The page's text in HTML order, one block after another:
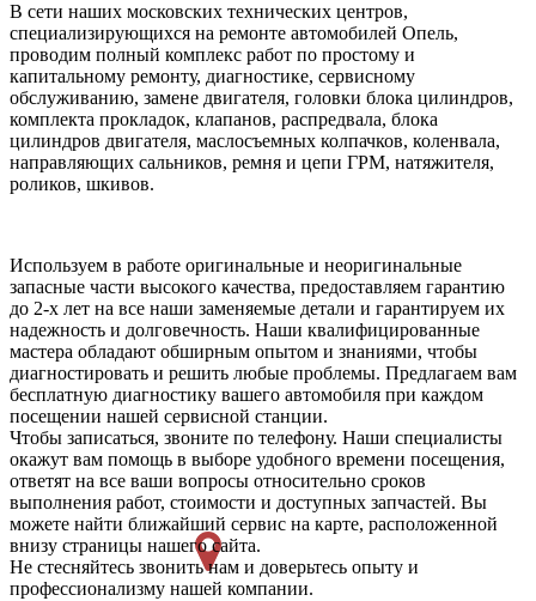
В сети наших московских технических центров,
специализирующихся на ремонте автомобилей Опель,
проводим полный комплекс работ по простому и
капитальному ремонту, диагностике, сервисному
обслуживанию, замене двигателя, головки блока цилиндров,
комплекта прокладок, клапанов, распредвала, блока
цилиндров двигателя, маслосъемных колпачков, коленвала,
направляющих сальников, ремня и цепи ГРМ, натяжителя,
роликов, шкивов.
Используем в работе оригинальные и неоригинальные
запасные части высокого качества, предоставляем гарантию
до 2-х лет на все наши заменяемые детали и гарантируем их
надежность и долговечность. Наши квалифицированные
мастера обладают обширным опытом и знаниями, чтобы
диагностировать и решить любые проблемы. Предлагаем вам
бесплатную диагностику вашего автомобиля при каждом
посещении нашей сервисной станции.
Чтобы записаться, звоните по телефону. Наши специалисты
окажут вам помощь в выборе удобного времени посещения,
ответят на все ваши вопросы относительно сроков
выполнения работ, стоимости и доступных запчастей. Вы
можете найти ближайший сервис на карте, расположенной
внизу страницы нашего сайта.
Не стесняйтесь звонить нам и доверьтесь опыту и
профессионализму нашей компании.